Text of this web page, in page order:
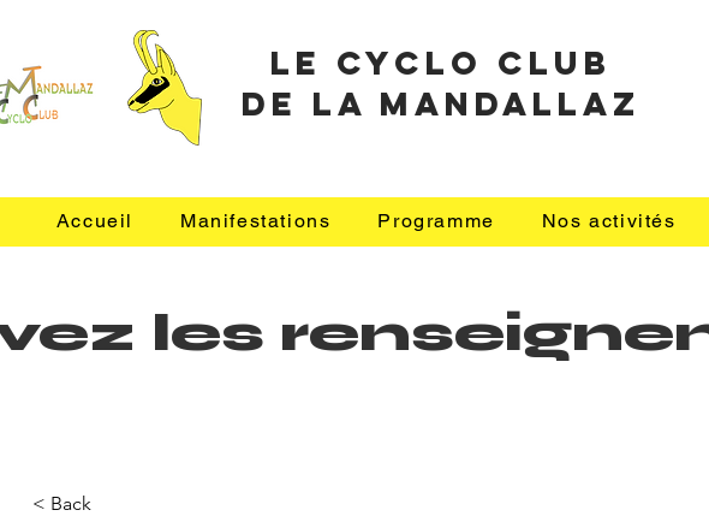
le cyclo club
de la mandallaz
Accueil Manifestations Programme Nos activités
les
< Back